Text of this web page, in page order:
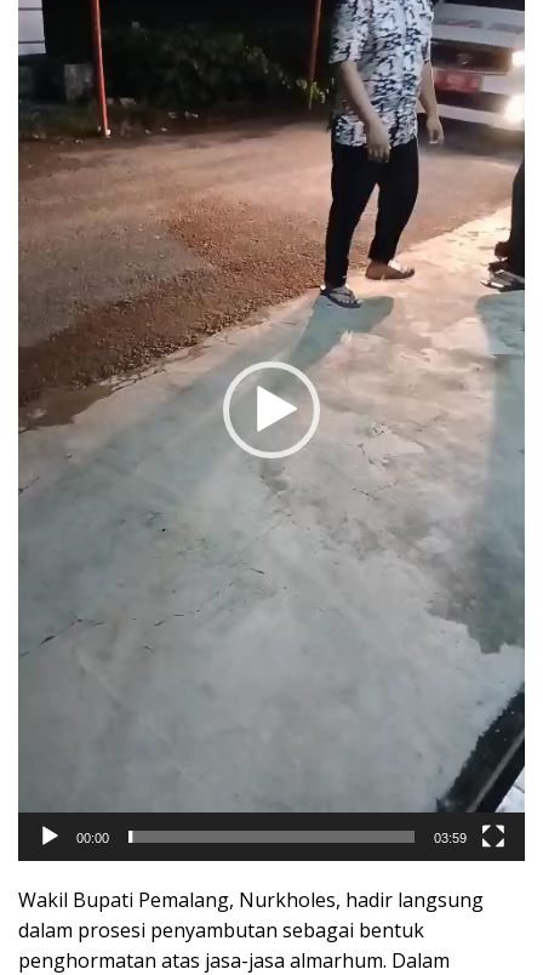
00:00 03:59
Wakil Bupati Pemalang, Nurkholes, hadir langsung
dalam prosesi penyambutan sebagai bentuk
penghormatan atas jasa-jasa almarhum. Dalam